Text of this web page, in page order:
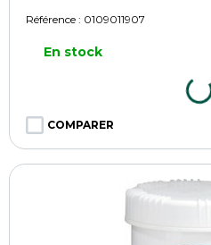
Référence : 0109011907
En stock
COMPARER